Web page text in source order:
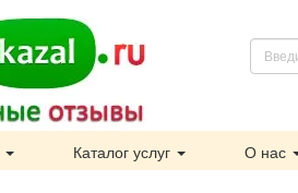
Каталог услуг О нас